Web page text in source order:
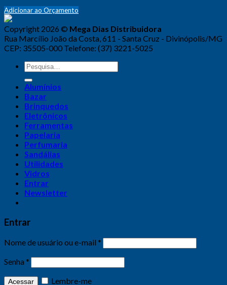
Adicionar ao Orçamento
Copyright 2026 © Mega Dias Distribuidora
Rua Marcílio João da Costa, 611 - Santa Cruz - Divinópolis/MG
CEP: 35505-000 Telefone: (37) 3221-5025
Alumínios
Bazar
Brinquedos
Eletrônicos
Ferramentas
Papelaria
Perfumaria
Sandálias
Utilidades
Vidros
Entrar
Newsletter
Entrar
Nome de usuário ou e-mail *
Senha *
Acessar Lembre-me